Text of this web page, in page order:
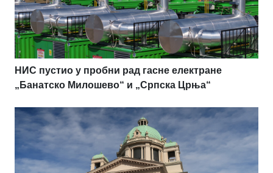
НИС пустио у пробни рад гасне електране
„Банатско Милошево“ и „Српска Црња“